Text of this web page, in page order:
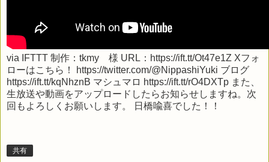
via IFTTT 制作：tkmy 様 URL：https://ift.tt/Ot47e1Z Xフォ
ローはこちら！ https://twitter.com/@NippashiYuki ブログ
https://ift.tt/kqNhznB マシュマロ https://ift.tt/rO4DXTp また、
生放送や動画をアップロードしたらお知らせしますね。次
回もよろしくお願いします。 日橋喩喜でした！！
共有